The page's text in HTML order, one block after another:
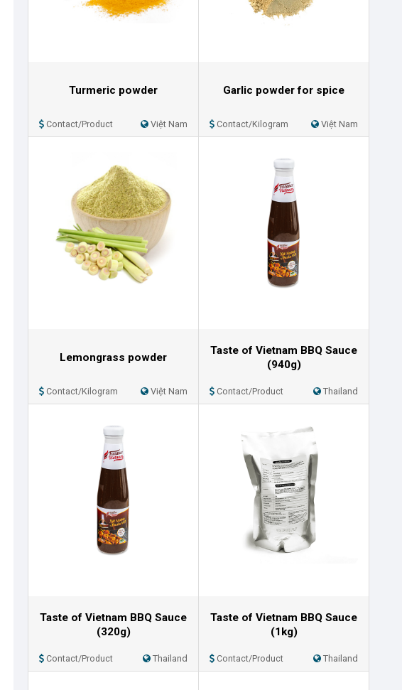
Turmeric powder
Contact/Product Việt Nam
Garlic powder for spice
Contact/Kilogram Việt Nam
Lemongrass powder
Contact/Kilogram Việt Nam
Taste of Vietnam BBQ Sauce
(940g)
Contact/Product Thailand
Taste of Vietnam BBQ Sauce
(320g)
Contact/Product Thailand
Taste of Vietnam BBQ Sauce
(1kg)
Contact/Product Thailand